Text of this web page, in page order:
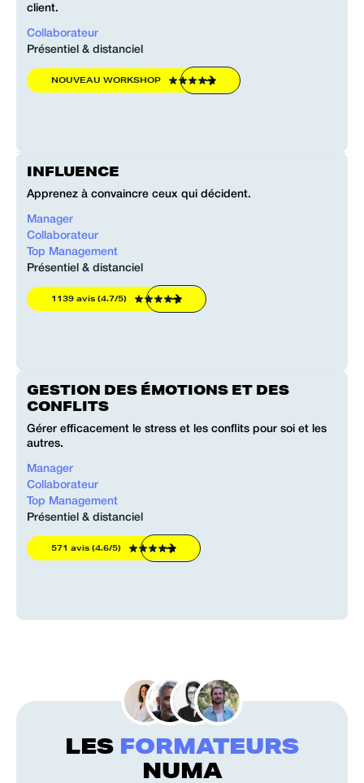
client.
Collaborateur
Présentiel & distanciel
NOUVEAU WORKSHOP
INFLUENCE
Apprenez à convaincre ceux qui décident.
Manager
Collaborateur
Top Management
Présentiel & distanciel
1139 avis (4.7/5)
GESTION DES ÉMOTIONS ET DES
CONFLITS
Gérer efficacement le stress et les conflits pour soi et les
autres.
Manager
Collaborateur
Top Management
Présentiel & distanciel
571 avis (4.6/5)
LES FORMATEURS
NUMA